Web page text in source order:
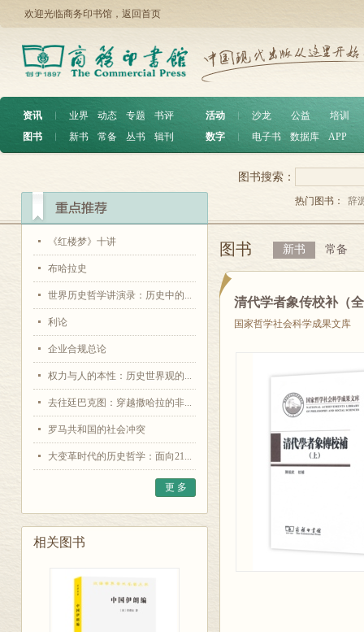
欢迎光临商务印书馆， 返回首页
资讯 ︱ 业界 动态 专题
书评
图书
︱ 新书 常备 丛书 辑刊
活动 沙龙 公益
培训
数字
电子书 数据库 APP
《红楼梦》十讲
布哈拉史
世界历史哲学讲演录：历史中的...
利论
企业合规总论
权力与人的本性：历史世界观的...
去往廷巴克图：穿越撒哈拉的非...
罗马共和国的社会冲突
大变革时代的历史哲学：面向21...
更 多
相关图书
图书搜索：
热门图书： 辞
图书 新书 常备
清代学者象传校补（
国家哲学社会科学成果文库